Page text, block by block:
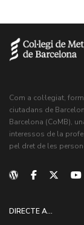
Com a col·legiat,
ciutadans de
Barcelona (CoMB),
interessos de la
pel dret de les
DIRECTE A...